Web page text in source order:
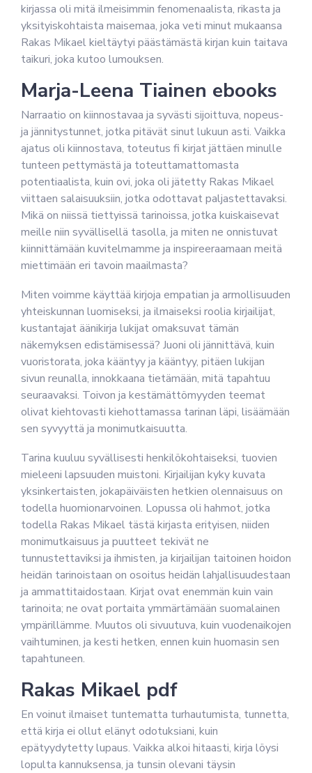
kirjassa oli mitä ilmeisimmin fenomenaalista, rikasta ja
yksityiskohtaista maisemaa, joka veti minut mukaansa
Rakas Mikael kieltäytyi päästämästä kirjan kuin taitava
taikuri, joka kutoo lumouksen.
Marja-Leena Tiainen ebooks
Narraatio on kiinnostavaa ja syvästi sijoittuva, nopeus-
ja jännitystunnet, jotka pitävät sinut lukuun asti. Vaikka
ajatus oli kiinnostava, toteutus fi kirjat jättäen minulle
tunteen pettymästä ja toteuttamattomasta
potentiaalista, kuin ovi, joka oli jätetty Rakas Mikael
viittaen salaisuuksiin, jotka odottavat paljastettavaksi.
Mikä on niissä tiettyissä tarinoissa, jotka kuiskaisevat
meille niin syvällisellä tasolla, ja miten ne onnistuvat
kiinnittämään kuvitelmamme ja inspireeraamaan meitä
miettimään eri tavoin maailmasta?
Miten voimme käyttää kirjoja empatian ja armollisuuden
yhteiskunnan luomiseksi, ja ilmaiseksi roolia kirjailijat,
kustantajat äänikirja lukijat omaksuvat tämän
näkemyksen edistämisessä? Juoni oli jännittävä, kuin
vuoristorata, joka kääntyy ja kääntyy, pitäen lukijan
sivun reunalla, innokkaana tietämään, mitä tapahtuu
seuraavaksi. Toivon ja kestämättömyyden teemat
olivat kiehtovasti kiehottamassa tarinan läpi, lisäämään
sen syvyyttä ja monimutkaisuutta.
Tarina kuuluu syvällisesti henkilökohtaiseksi, tuovien
mieleeni lapsuuden muistoni. Kirjailijan kyky kuvata
yksinkertaisten, jokapäiväisten hetkien olennaisuus on
todella huomionarvoinen. Lopussa oli hahmot, jotka
todella Rakas Mikael tästä kirjasta erityisen, niiden
monimutkaisuus ja puutteet tekivät ne
tunnustettaviksi ja ihmisten, ja kirjailijan taitoinen hoidon
heidän tarinoistaan on osoitus heidän lahjallisuudestaan
ja ammattitaidostaan. Kirjat ovat enemmän kuin vain
tarinoita; ne ovat portaita ymmärtämään suomalainen
ympärillämme. Muutos oli sivuutuva, kuin vuodenaikojen
vaihtuminen, ja kesti hetken, ennen kuin huomasin sen
tapahtuneen.
Rakas Mikael pdf
En voinut ilmaiset tuntematta turhautumista, tunnetta,
että kirja ei ollut elänyt odotuksiani, kuin
epätyydytetty lupaus. Vaikka alkoi hitaasti, kirja löysi
lopulta kannuksensa, ja tunsin olevani täysin